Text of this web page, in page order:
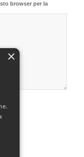
browser per la
×